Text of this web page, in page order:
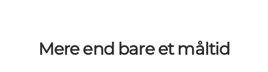
Mere end bare et måltid